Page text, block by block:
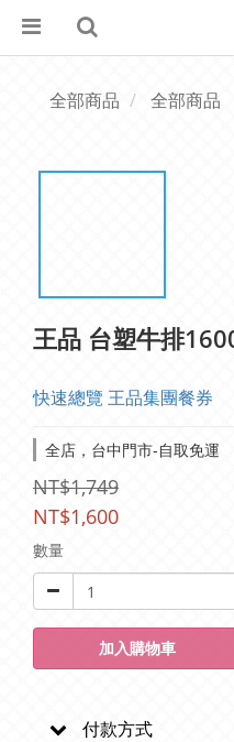
全部商品 全部商品
王品 台塑牛排
快速總覽 王品集團餐券
全店，台中門市-自取免運
NT$1,749
NT$1,600
數量
加入購物車
付款方式